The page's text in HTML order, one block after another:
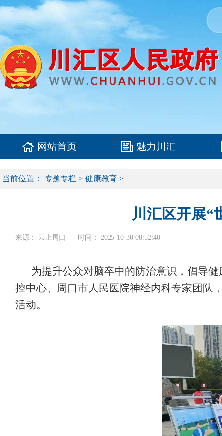
网站首页 魅力川汇
当前位置： 专题专栏 > 健康教育 >
川汇区开展“
来源： 云上周口 时间： 2025-10-30 08:52:40
为提升公众对脑卒中的防治意识，倡导
控中心、周口市人民医院神经内科专家团队
活动。